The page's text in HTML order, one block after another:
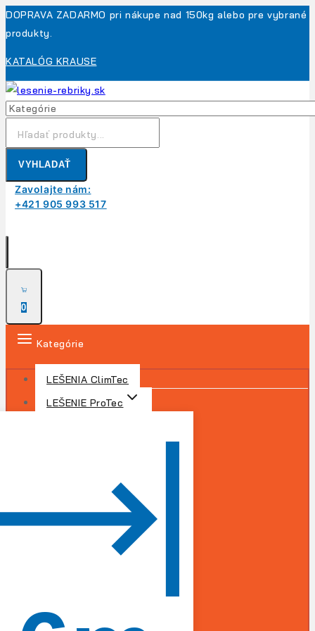
Skip
to
DOPRAVA ZADARMO pri nákupe nad 150kg alebo pre vybrané
produkty.
KATALÓG KRAUSE
VYHLADAŤ
Zavolajte nám:
+421 905 993 517
0
Kategórie
LEŠENIA ClimTec
LEŠENIE ProTec